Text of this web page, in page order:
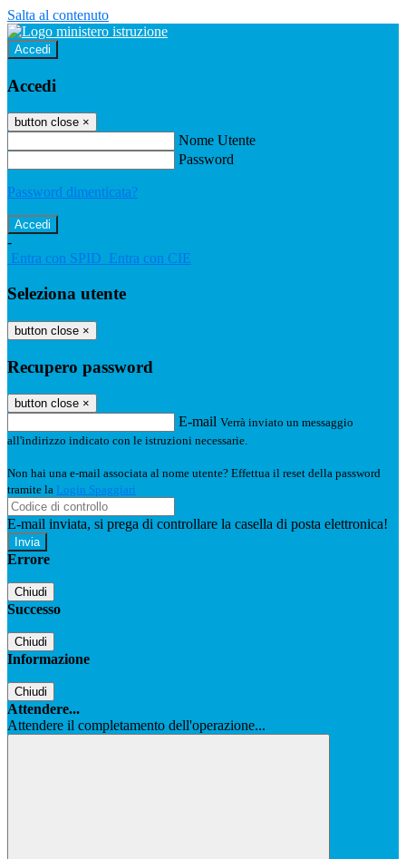
Salta al contenuto
Accedi
Accedi
button close ×
Nome Utente
Password
Password dimenticata?
-
Entra con SPID Entra con CIE
Seleziona utente
button close ×
Recupero password
button close ×
E-mail Verrà inviato un messaggio
all'indirizzo indicato con le istruzioni necessarie.
Non hai una e-mail associata al nome utente? Effettua il reset della password
tramite la Login Spaggiari
E-mail inviata, si prega di controllare la casella di posta elettronica!
Errore
Chiudi
Successo
Chiudi
Informazione
Chiudi
Attendere...
Attendere il completamento dell'operazione...